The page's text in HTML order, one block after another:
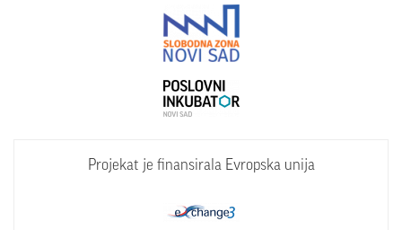
Projekat je finansirala Evropska unija